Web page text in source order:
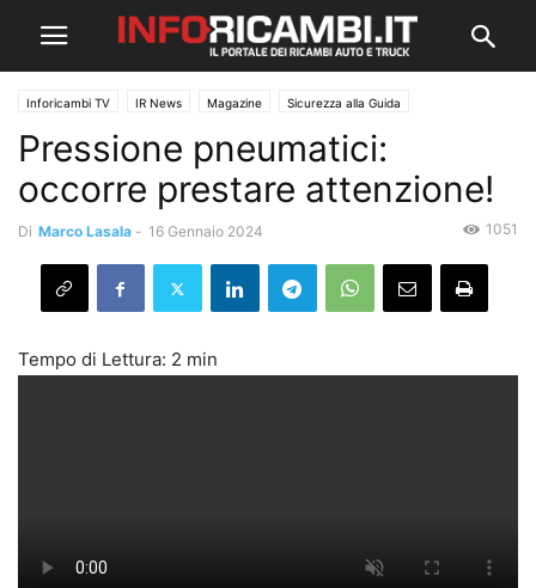
Inforicambi TV IR News Magazine Sicurezza alla Guida
Pressione pneumatici:
occorre prestare attenzione!
Di Marco Lasala - 16 Gennaio 2024 1051